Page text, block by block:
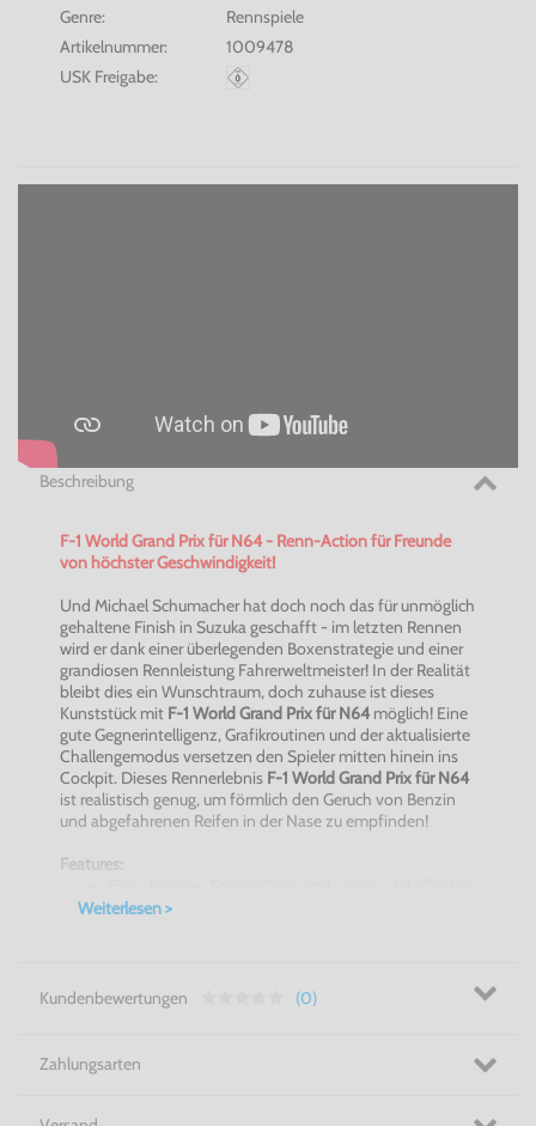
Genre:
Rennspiele
Artikelnummer:
1009478
USK Freigabe:
Beschreibung
F-1 World Grand Prix für N64 - Renn-Action für Freunde
von höchster Geschwindigkeit!
Und Michael Schumacher hat doch noch das für unmöglich
gehaltene Finish in Suzuka geschafft - im letzten Rennen
wird er dank einer überlegenden Boxenstrategie und einer
grandiosen Rennleistung Fahrerweltmeister! In der Realität
bleibt dies ein Wunschtraum, doch zuhause ist dieses
Kunststück mit F-1 World Grand Prix für N64möglich! Eine
gute Gegnerintelligenz, Grafikroutinen und der aktualisierte
Challengemodus versetzen den Spieler mitten hinein ins
Cockpit. Dieses Rennerlebnis F-1 World Grand Prix für N64
ist realistisch genug, um förmlich den Geruch von Benzin
und abgefahrenen Reifen in der Nase zu empfinden!
Features:
Grafiken vergrößern das Spielerlebnis
ihren reellen Vorbildern
Viele Blickwinkel und Wetterbedingungen bieten
Auf ins einmalige Rennerlebnis mit F-1 World Grand Prix für
Weiterlesen >
Kundenbewertungen (0)
Zahlungsarten